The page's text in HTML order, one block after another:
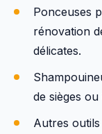
Ponceuses
rénovation
délicates.
de sièges ou
Autres